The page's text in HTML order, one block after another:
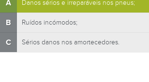
A Danos sérios e irreparáveis nos pneus;
B Ruídos incómodos;
C Sérios danos nos amortecedores.